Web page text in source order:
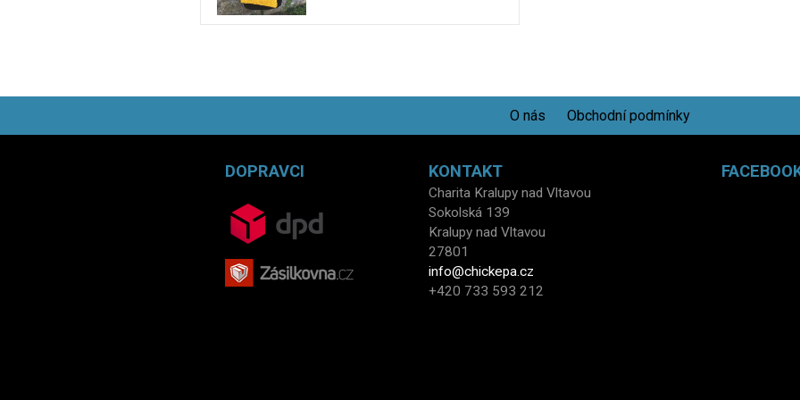
O nás Obchodní podmínky
DOPRAVCI KONTAKT
Charita Kralupy nad Vltavou
Sokolská 139
Kralupy nad Vltavou
27801
info@chickepa.cz
+420 733 593 212